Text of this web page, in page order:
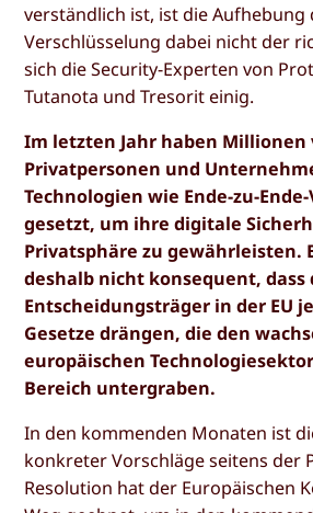
verständlich ist, ist die Aufhebung
Verschlüsselung dabei nicht der
sich die Security-Experten von
Tutanota und Tresorit einig.
Im letzten Jahr haben Millionen
Privatpersonen und
Technologien wie Ende-zu-
gesetzt, um ihre digitale
Privatsphäre zu gewährleisten.
deshalb nicht konsequent, dass
Entscheidungsträger in der EU
Gesetze drängen, die den
europäischen
Bereich untergraben.
In den kommenden Monaten ist
konkreter Vorschläge seitens der
Resolution hat der Europäischen